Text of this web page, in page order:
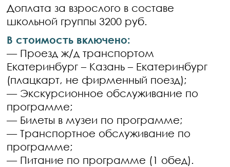
Доплата за взрослого в составе
школьной группы 3200 руб.
В стоимость включено:
— Проезд ж/д транспортом
Екатеринбург – Казань – Екатеринбург
(плацкарт, не фирменный поезд);
— Экскурсионное обслуживание по
программе;
— Билеты в музеи по программе;
— Транспортное обслуживание по
программе;
— Питание по программе (1 обед).